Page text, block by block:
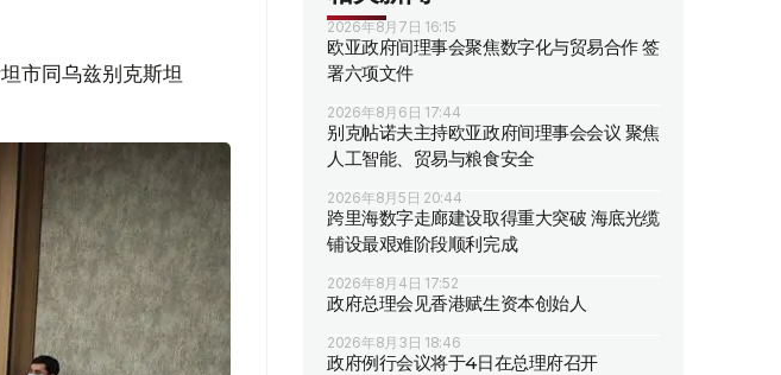
市同乌兹别克斯坦
2026年8月7日 16:15
欧亚政府间理事会聚焦数字化与贸易合作 签
署六项文件
2026年8月6日 17:44
别克帖诺夫主持欧亚政府间理事会会议 聚焦
人工智能、贸易与粮食安全
2026年8月5日 20:44
跨里海数字走廊建设取得重大突破 海底光缆
铺设最艰难阶段顺利完成
2026年8月4日 17:52
政府总理会见香港赋生资本创始人
2026年8月3日 18:46
政府例行会议将于4日在总理府召开